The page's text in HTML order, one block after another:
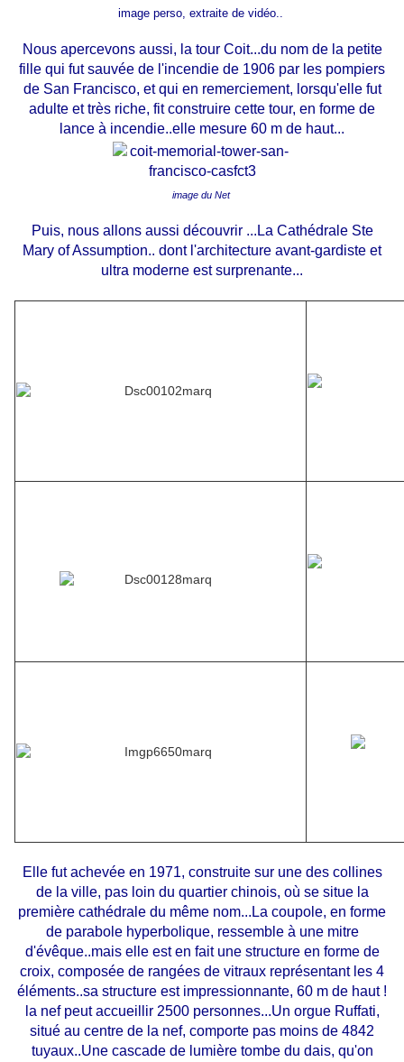
image perso, extraite de vidéo..
Nous apercevons aussi, la tour Coit...du nom de la petite
fille qui fut sauvée de l'incendie de 1906 par les pompiers
de San Francisco, et qui en remerciement, lorsqu'elle fut
adulte et très riche, fit construire cette tour, en forme de
lance à incendie..elle mesure 60 m de haut...
image du Net
Puis, nous allons aussi découvrir ...La Cathédrale Ste
Mary of Assumption.. dont l'architecture avant-gardiste et
ultra moderne est surprenante...
Elle fut achevée en 1971, construite sur une des collines
de la ville, pas loin du quartier chinois, où se situe la
première cathédrale du même nom...La coupole, en forme
de parabole hyperbolique, ressemble à une mitre
d'évêque..mais elle est en fait une structure en forme de
croix, composée de rangées de vitraux représentant les 4
éléments..sa structure est impressionnante, 60 m de haut !
la nef peut accueillir 2500 personnes...Un orgue Ruffati,
situé au centre de la nef, comporte pas moins de 4842
tuyaux..Une cascade de lumière tombe du dais, qu'on